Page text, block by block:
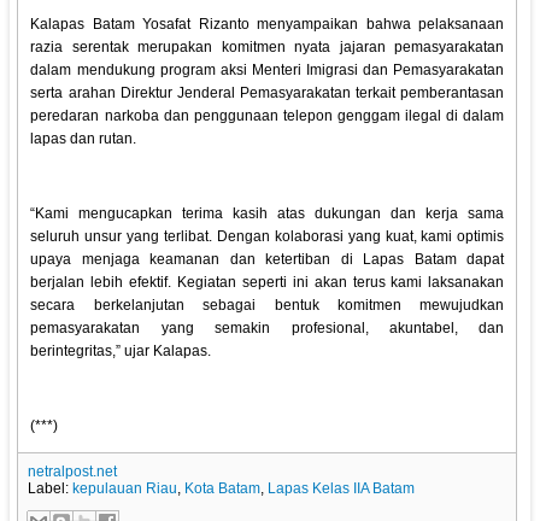
Kalapas Batam Yosafat Rizanto menyampaikan bahwa pelaksanaan
razia serentak merupakan komitmen nyata jajaran pemasyarakatan
dalam mendukung program aksi Menteri Imigrasi dan Pemasyarakatan
serta arahan Direktur Jenderal Pemasyarakatan terkait pemberantasan
peredaran narkoba dan penggunaan telepon genggam ilegal di dalam
lapas dan rutan.
“Kami mengucapkan terima kasih atas dukungan dan kerja sama
seluruh unsur yang terlibat. Dengan kolaborasi yang kuat, kami optimis
upaya menjaga keamanan dan ketertiban di Lapas Batam dapat
berjalan lebih efektif. Kegiatan seperti ini akan terus kami laksanakan
secara berkelanjutan sebagai bentuk komitmen mewujudkan
pemasyarakatan yang semakin profesional, akuntabel, dan
berintegritas,” ujar Kalapas.
(***)
netralpost.net
Label: kepulauan Riau, Kota Batam, Lapas Kelas IIA Batam